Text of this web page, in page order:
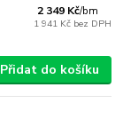
2 349 Kč/bm
1 941 Kč bez DPH
Přidat do košíku